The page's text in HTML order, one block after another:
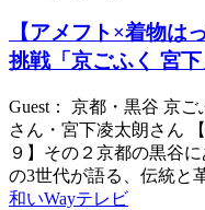
【アメフト×着物は
挑戦「京ごふく 宮
Guest： 京都・黒谷 京
さん・宮下凌太朗さん
９】その２京都の黒谷
の3世代が語る、伝統と
和いWayテレビ